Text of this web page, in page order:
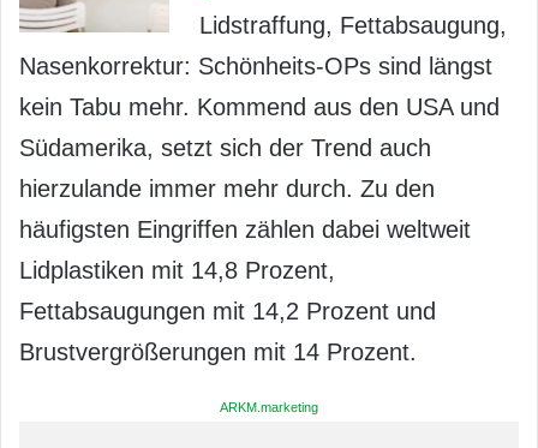
Lidstraffung, Fettabsaugung,
Nasenkorrektur: Schönheits-OPs sind längst
kein Tabu mehr. Kommend aus den USA und
Südamerika, setzt sich der Trend auch
hierzulande immer mehr durch. Zu den
häufigsten Eingriffen zählen dabei weltweit
Lidplastiken mit 14,8 Prozent,
Fettabsaugungen mit 14,2 Prozent und
Brustvergrößerungen mit 14 Prozent.
ARKM.marketing